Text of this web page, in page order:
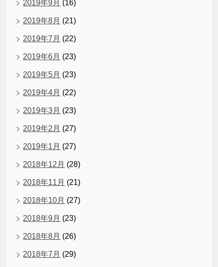
2019年9月 (16)
2019年8月 (21)
2019年7月 (22)
2019年6月 (23)
2019年5月 (23)
2019年4月 (22)
2019年3月 (23)
2019年2月 (27)
2019年1月 (27)
2018年12月 (28)
2018年11月 (21)
2018年10月 (27)
2018年9月 (23)
2018年8月 (26)
2018年7月 (29)